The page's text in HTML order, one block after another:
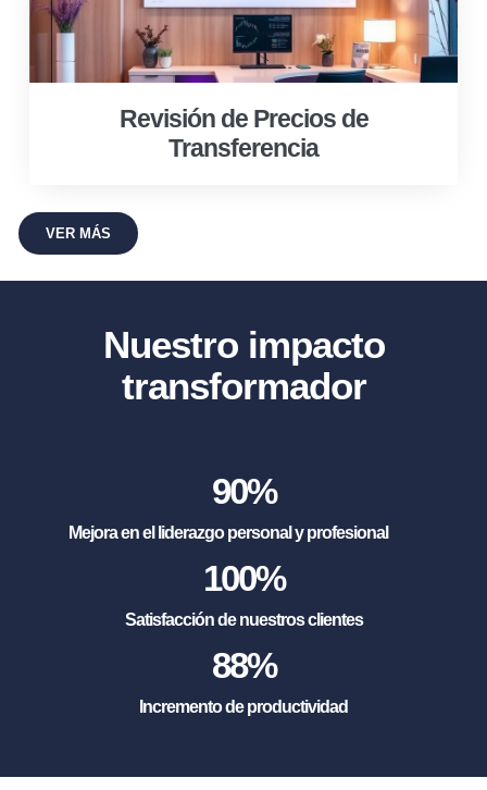
Revisión de Precios de
Transferencia
VER MÁS
Nuestro impacto
transformador
90%
Mejora en el liderazgo personal y profesional
100%
Satisfacción de nuestros clientes
88%
Incremento de productividad